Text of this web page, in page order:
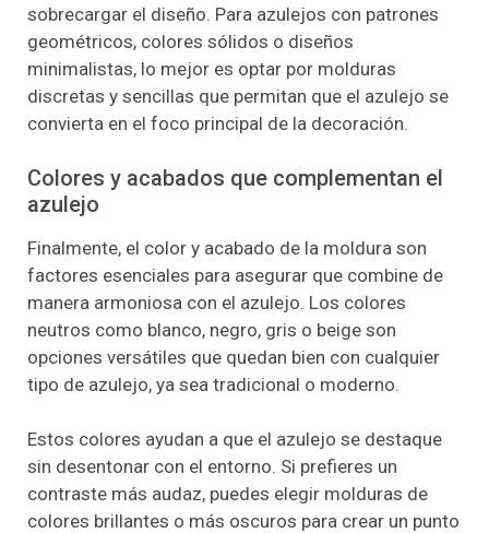
sobrecargar el diseño. Para azulejos con patrones
geométricos, colores sólidos o diseños
minimalistas, lo mejor es optar por molduras
discretas y sencillas que permitan que el azulejo se
convierta en el foco principal de la decoración.
Colores y acabados que complementan el
azulejo
Finalmente, el color y acabado de la moldura son
factores esenciales para asegurar que combine de
manera armoniosa con el azulejo. Los colores
neutros como blanco, negro, gris o beige son
opciones versátiles que quedan bien con cualquier
tipo de azulejo, ya sea tradicional o moderno.
Estos colores ayudan a que el azulejo se destaque
sin desentonar con el entorno. Si prefieres un
contraste más audaz, puedes elegir molduras de
colores brillantes o más oscuros para crear un punto